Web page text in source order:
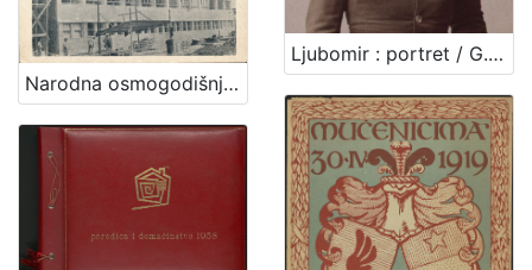
Ljubomir : portret / G. u. I. Varga
Narodna osmogodišnja škola - Zaprešić